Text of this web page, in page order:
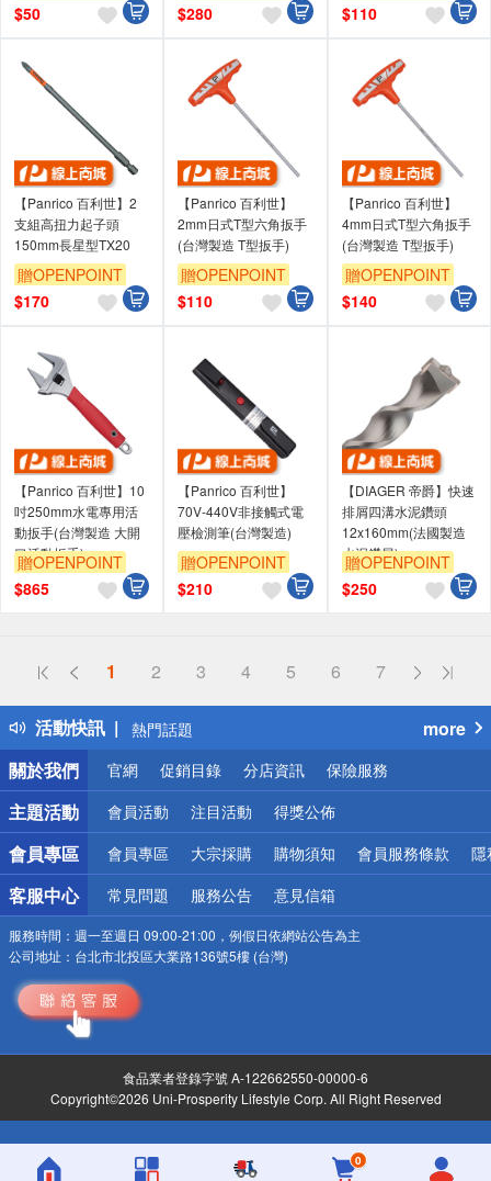
$50
$280
$110
【Panrico 百利世】2
支組高扭力起子頭
150mm長星型TX20
贈OPENPOINT
$170
【Panrico 百利世】
2mm日式T型六角扳手
(台灣製造 T型扳手)
贈OPENPOINT
$110
【Panrico 百利世】
4mm日式T型六角扳手
(台灣製造 T型扳手)
贈OPENPOINT
$140
【Panrico 百利世】10
吋250mm水電專用活
動扳手(台灣製造 大開
口活動扳手)
贈OPENPOINT
$865
【Panrico 百利世】
70V-440V非接觸式電
壓檢測筆(台灣製造)
贈OPENPOINT
$210
【DIAGER 帝爵】快速
排屑四溝水泥鑽頭
12x160mm(法國製造
水泥鑽尾)
贈OPENPOINT
$250
1 2 3 4 5 6 7
活動快訊
詐騙網頁！請小心！
得獎公告
熱門話題
銀行優惠
偏遠地區配送
詐騙網頁！請小心！
more
關於我們
官網 促銷目錄 分店資訊 保險服務
主題活動 會員活動 注目活動 得獎公佈
會員專區 會員專區 大宗採購 購物須知 會員服務條款 隱
客服中心 常見問題 服務公告 意見信箱
服務時間： 週一至週日 09:00-21:00，例假日依網站公告為主
公司地址： 台北市北投區大業路136號5樓 (台灣)
食品業者登錄字號 A-122662550-00000-6
Copyright©2026 Uni-Prosperity Lifestyle Corp. All Right Reserved
0